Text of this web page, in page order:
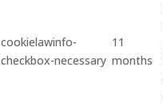
cookielawinfo-
checkbox-necessary
11
months